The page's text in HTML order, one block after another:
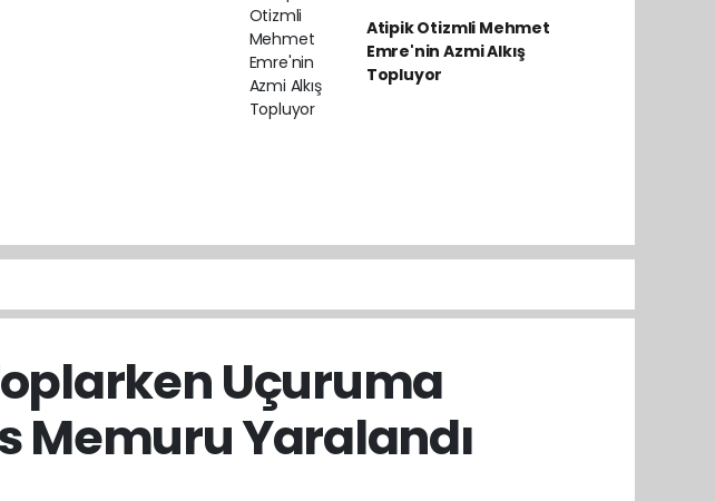
Atipik Otizmli Mehmet
Emre'nin Azmi Alkış
Topluyor
Uçuruma
Memuru Yaralandı